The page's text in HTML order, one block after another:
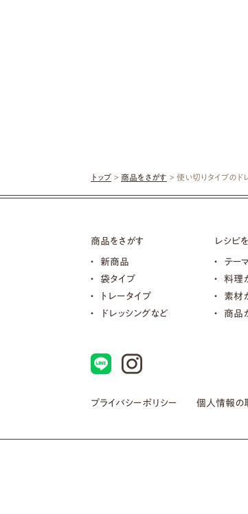
トップ > 商品をさがす > 使い切りタイプのド
商品をさがす
新商品
袋タイプ
トレータイプ
ドレッシングなど
レシピ
テー
料理
素材
商品
プライバシーポリシー 個人情報の